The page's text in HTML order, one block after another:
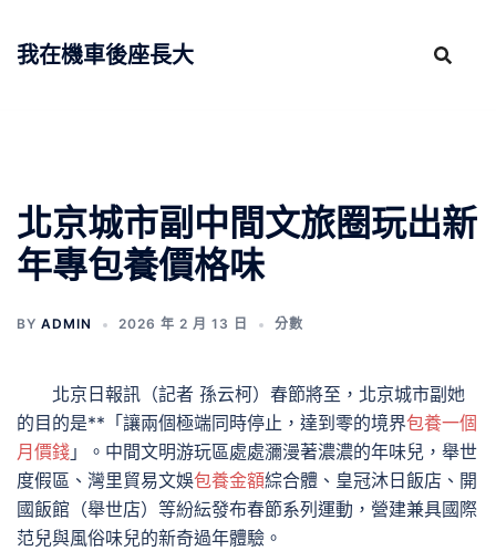
我在機車後座長大
北京城市副中間文旅圈玩出新
年專包養價格味
BY ADMIN 2026 年 2 月 13 日 分數
北京日報訊（記者 孫云柯）春節將至，北京城市副她
的目的是**「讓兩個極端同時停止，達到零的境界包養一個
月價錢 」。中間文明游玩區處處瀰漫著濃濃的年味兒，舉世
度假區、灣里貿易文娛包養金額綜合體、皇冠沐日飯店、開
國飯館（舉世店）等紛紜發布春節系列運動，營建兼具國際
范兒與風俗味兒的新奇過年體驗。